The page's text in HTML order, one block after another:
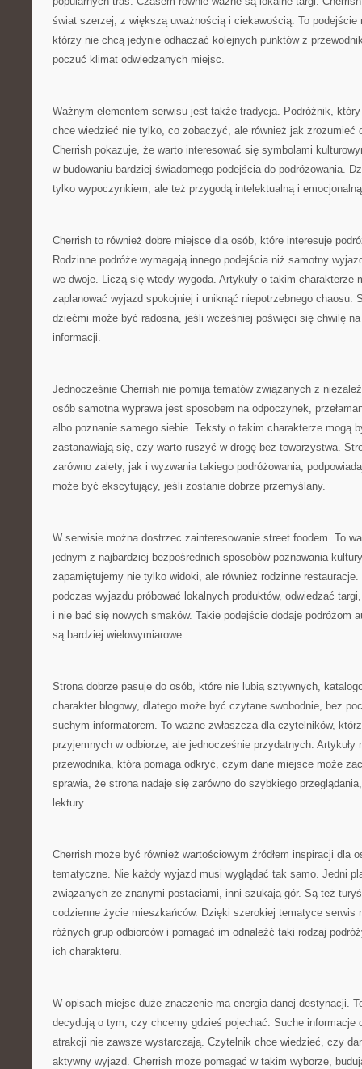
świat szerzej, z większą uważnością i ciekawością. To
którzy nie chcą jedynie odhaczać kolejnych punktów z
poczuć klimat odwiedzanych miejsc.
Ważnym elementem serwisu jest także tradycja. Podróżnik,
chce wiedzieć nie tylko, co zobaczyć, ale również jak zrozumieć
Cherrish pokazuje, że warto interesować się symbolami
w budowaniu bardziej świadomego podejścia do podróżowania.
tylko wypoczynkiem, ale też przygodą intelektualną i
Cherrish to również dobre miejsce dla osób, które interesuje
Rodzinne podróże wymagają innego podejścia niż samotny
we dwoje. Liczą się wtedy wygoda. Artykuły o takim charakterze
zaplanować wyjazd spokojniej i uniknąć niepotrzebnego chaosu.
dziećmi może być radosna, jeśli wcześniej poświęci się chwilę
informacji.
Jednocześnie Cherrish nie pomija tematów związanych z
osób samotna wyprawa jest sposobem na odpoczynek,
albo poznanie samego siebie. Teksty o takim charakterze mogą
zastanawiają się, czy warto ruszyć w drogę bez towarzystwa.
zarówno zalety, jak i wyzwania takiego podróżowania,
może być ekscytujący, jeśli zostanie dobrze przemyślany.
W serwisie można dostrzec zainteresowanie street foodem. To
jednym z najbardziej bezpośrednich sposobów poznawania
zapamiętujemy nie tylko widoki, ale również rodzinne
podczas wyjazdu próbować lokalnych produktów, odwiedzać
i nie bać się nowych smaków. Takie podejście dodaje podróżom
są bardziej wielowymiarowe.
Strona dobrze pasuje do osób, które nie lubią sztywnych,
charakter blogowy, dlatego może być czytane swobodnie, bez
suchym informatorem. To ważne zwłaszcza dla czytelników,
przyjemnych w odbiorze, ale jednocześnie przydatnych. Artykuły
przewodnika, która pomaga odkryć, czym dane miejsce może
sprawia, że strona nadaje się zarówno do szybkiego
lektury.
Cherrish może być również wartościowym źródłem inspiracji dla
tematyczne. Nie każdy wyjazd musi wyglądać tak samo. Jedni
związanych ze znanymi postaciami, inni szukają gór. Są też
codzienne życie mieszkańców. Dzięki szerokiej tematyce serwis
różnych grup odbiorców i pomagać im odnaleźć taki rodzaj
ich charakteru.
W opisach miejsc duże znaczenie ma energia danej destynacji.
decydują o tym, czy chcemy gdzieś pojechać. Suche informacje
atrakcji nie zawsze wystarczają. Czytelnik chce wiedzieć, czy
aktywny wyjazd. Cherrish może pomagać w takim wyborze,